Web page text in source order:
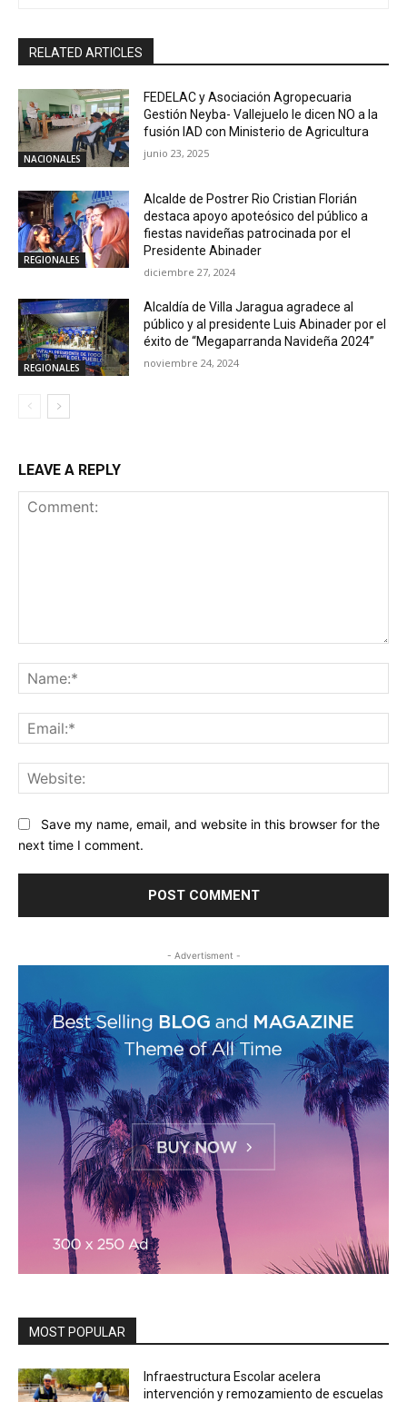
RELATED ARTICLES
NACIONALES
FEDELAC y Asociación Agropecuaria
Gestión Neyba- Vallejuelo le dicen NO a la
fusión IAD con Ministerio de Agricultura
junio 23, 2025
REGIONALES
Alcalde de Postrer Rio Cristian Florián
destaca apoyo apoteósico del público a
fiestas navideñas patrocinada por el
Presidente Abinader
diciembre 27, 2024
REGIONALES
Alcaldía de Villa Jaragua agradece al
público y al presidente Luis Abinader por el
éxito de “Megaparranda Navideña 2024”
noviembre 24, 2024
LEAVE A REPLY
Save my name, email, and website in this browser for the
next time I comment.
- Advertisment -
MOST POPULAR
Infraestructura Escolar acelera
intervención y remozamiento de escuelas